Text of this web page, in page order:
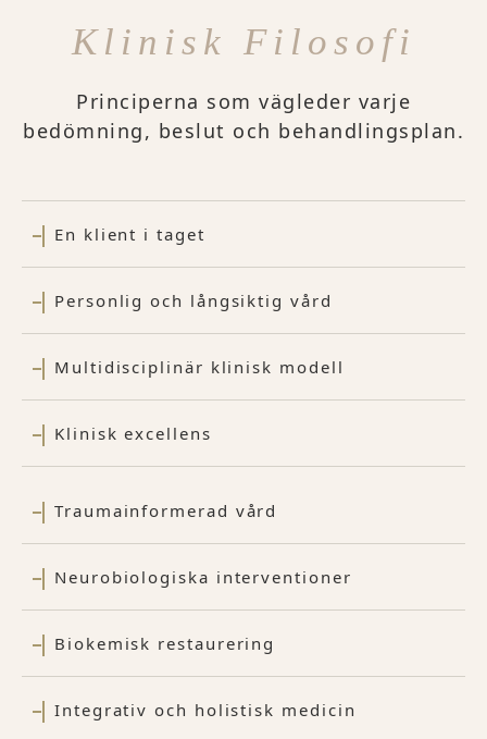
Klinisk Filosofi
Principerna som vägleder varje
bedömning, beslut och behandlingsplan.
En klient i taget
Personlig och långsiktig vård
Multidisciplinär klinisk modell
Klinisk excellens
Traumainformerad vård
Neurobiologiska interventioner
Biokemisk restaurering
Integrativ och holistisk medicin